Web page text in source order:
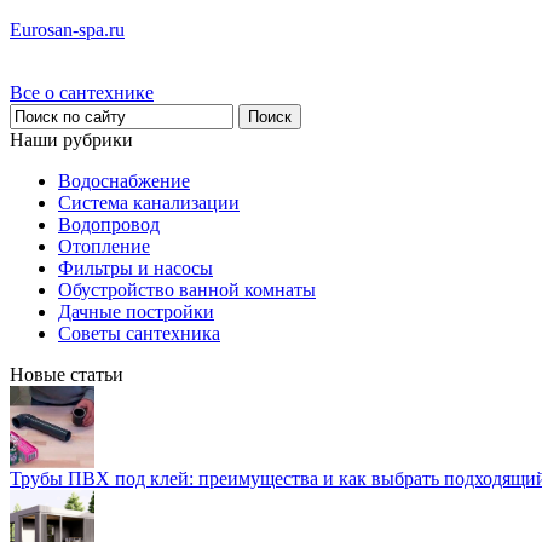
Eurosan-spa.ru
Все о сантехнике
Наши рубрики
Водоснабжение
Система канализации
Водопровод
Отопление
Фильтры и насосы
Обустройство ванной комнаты
Дачные постройки
Советы сантехника
Новые статьи
Трубы ПВХ под клей: преимущества и как выбрать